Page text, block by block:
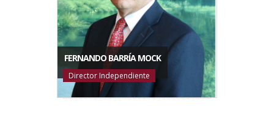
FERNANDO BARRÍA MOCK
Director Independiente